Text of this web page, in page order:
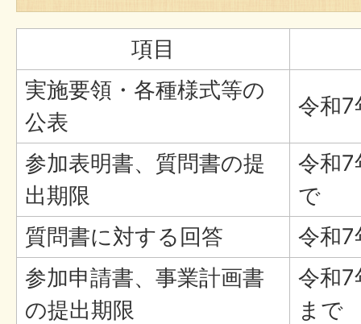
項目
実施要領・各種様式等の
公表
令和7
参加表明書、質問書の提
出期限
令和7
で
質問書に対する回答
令和7
参加申請書、事業計画書
の提出期限
令和7
まで